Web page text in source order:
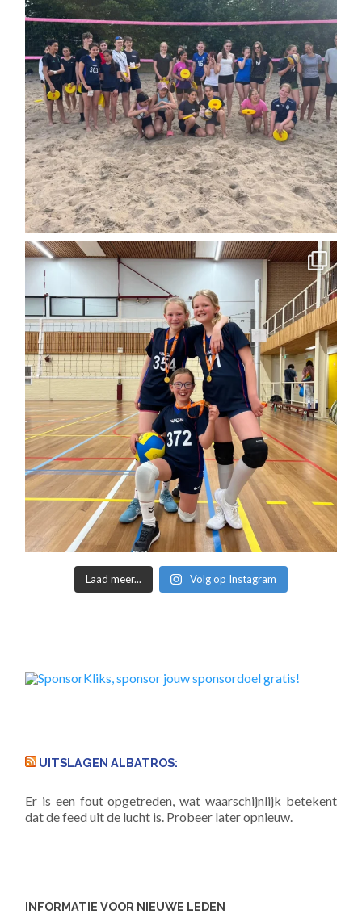
Laad meer... Volg op Instagram
UITSLAGEN ALBATROS:
Er is een fout opgetreden, wat waarschijnlijk betekent
dat de feed uit de lucht is. Probeer later opnieuw.
INFORMATIE VOOR NIEUWE LEDEN